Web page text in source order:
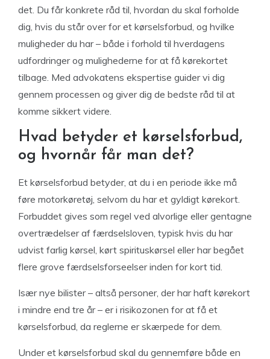
det. Du får konkrete råd til, hvordan du skal forholde
dig, hvis du står over for et kørselsforbud, og hvilke
muligheder du har – både i forhold til hverdagens
udfordringer og mulighederne for at få kørekortet
tilbage. Med advokatens ekspertise guider vi dig
gennem processen og giver dig de bedste råd til at
komme sikkert videre.
Hvad betyder et kørselsforbud,
og hvornår får man det?
Et kørselsforbud betyder, at du i en periode ikke må
føre motorkøretøj, selvom du har et gyldigt kørekort.
Forbuddet gives som regel ved alvorlige eller gentagne
overtrædelser af færdselsloven, typisk hvis du har
udvist farlig kørsel, kørt spirituskørsel eller har begået
flere grove færdselsforseelser inden for kort tid.
Især nye bilister – altså personer, der har haft kørekort
i mindre end tre år – er i risikozonen for at få et
kørselsforbud, da reglerne er skærpede for dem.
Under et kørselsforbud skal du gennemføre både en